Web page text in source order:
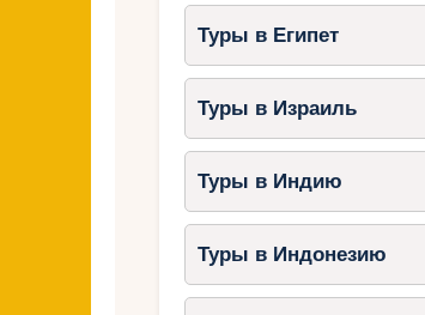
Туры в Египет
Туры в Израиль
Туры в Индию
Туры в Индонезию